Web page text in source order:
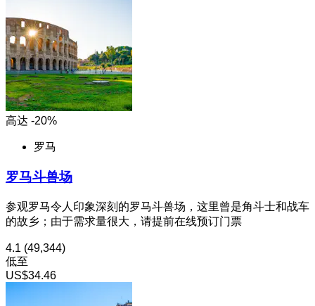
高达 -20%
罗马
罗马斗兽场
参观罗马令人印象深刻的罗马斗兽场，这里曾是角斗士和战车
的故乡；由于需求量很大，请提前在线预订门票
4.1 (49,344)
低至
US$34.46